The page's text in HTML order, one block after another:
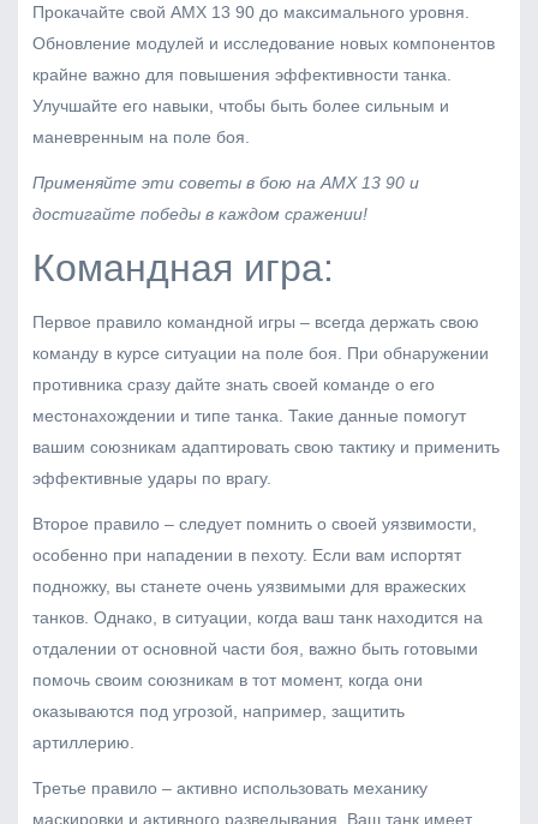
Прокачайте свой AMX 13 90 до максимального уровня.
Обновление модулей и исследование новых компонентов
крайне важно для повышения эффективности танка.
Улучшайте его навыки, чтобы быть более сильным и
маневренным на поле боя.
Применяйте эти советы в бою на AMX 13 90 и
достигайте победы в каждом сражении!
Командная игра:
Первое правило командной игры – всегда держать свою
команду в курсе ситуации на поле боя. При обнаружении
противника сразу дайте знать своей команде о его
местонахождении и типе танка. Такие данные помогут
вашим союзникам адаптировать свою тактику и применить
эффективные удары по врагу.
Второе правило – следует помнить о своей уязвимости,
особенно при нападении в пехоту. Если вам испортят
подножку, вы станете очень уязвимыми для вражеских
танков. Однако, в ситуации, когда ваш танк находится на
отдалении от основной части боя, важно быть готовыми
помочь своим союзникам в тот момент, когда они
оказываются под угрозой, например, защитить
артиллерию.
Третье правило – активно использовать механику
маскировки и активного разведывания. Ваш танк имеет